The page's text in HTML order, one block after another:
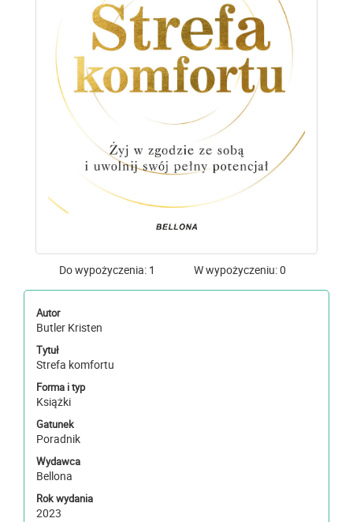
Do wypożyczenia: 1 W wypożyczeniu: 0
Autor
Butler Kristen
Tytuł
Strefa komfortu
Forma i typ
Książki
Gatunek
Poradnik
Wydawca
Bellona
Rok wydania
2023